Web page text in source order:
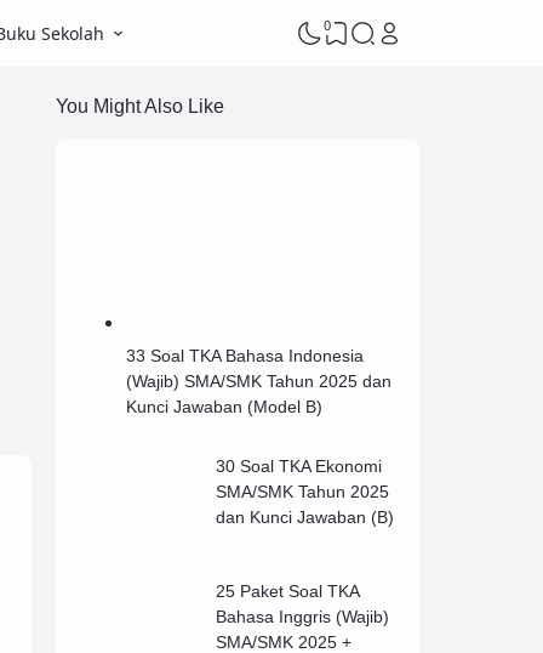
Sekolah 0
You Might Also Like
33 Soal TKA Bahasa Indonesia
(Wajib) SMA/SMK Tahun 2025 dan
Kunci Jawaban (Model B)
30 Soal TKA Ekonomi
SMA/SMK Tahun 2025
dan Kunci Jawaban (B)
25 Paket Soal TKA
Bahasa Inggris (Wajib)
SMA/SMK 2025 +